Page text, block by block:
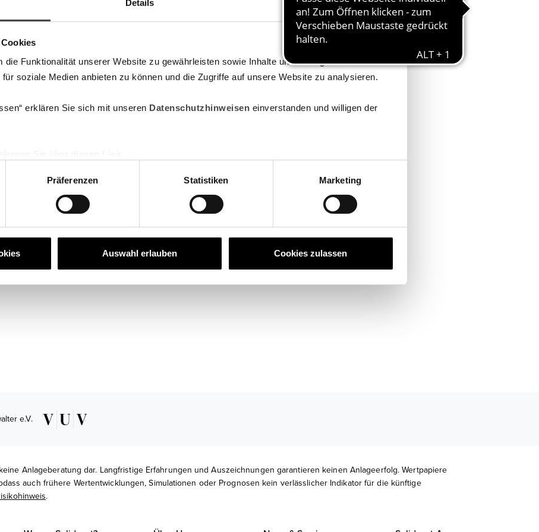
Details Über Cookies
die Funktionalität unserer Website zu gewährleisten sowie Inhalte und Anzeigen zu
soziale Medien anbieten zu können und die Zugriffe auf unsere Website zu analysieren.
erklären Sie sich mit unseren Datenschutzhinweisen einverstanden und willigen der
Präferenzen Statistiken Marketing
Auswahl erlauben Cookies zulassen
e.V.
Anlageberatung dar. Langfristige Erfahrungen und Auszeichnungen garantieren keinen Anlageerfolg. Wertpapiere
auch frühere Wertentwicklungen, Simulationen oder Prognosen kein verlässlicher Indikator für die künftige
.